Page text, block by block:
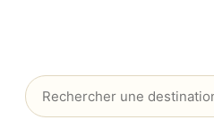
Rechercher
: